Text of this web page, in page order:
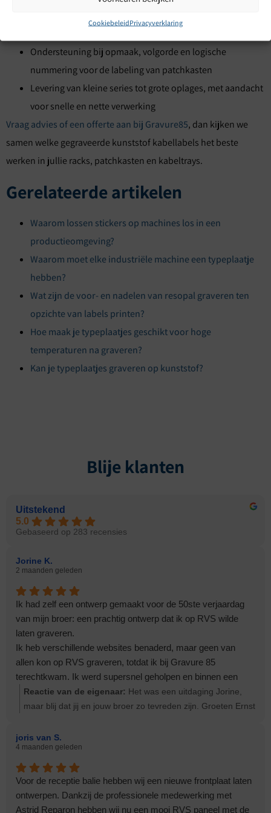
CookiebeleidPrivacyverklaring
Ondersteuning bij opmaak, volgorde en logische
nummering voor de labeling van patchkasten
Levering van kleine series tot grote oplages, met aandacht
voor snelle en nette verwerking
Vraag advies of een offerte aan bij Gravure85, dan kijken we
samen welke gegraveerde kunststof kabellabels het beste
werken in jullie racks, patchkasten en kabeltrays.
Gerelateerde artikelen
Waarom lossen stickers op machines los in een
productieomgeving?
Waarom moet elke industriële machine een typeplaatje
hebben?
Wat zijn de voor- en nadelen van resopal graveren ten
opzichte van labels printen?
Hoe maak je typeplaatjes geschikt voor hoge
temperaturen na graveren?
Kan je typeplaatjes graveren op kunststof?
Blije klanten
Uitstekend
5.0
Gebaseerd op 283 recensies
Jorine K.
2 maanden geleden
Ik had zelf een ontwerp gemaakt voor de 50ste verjaardag
van mijn broer: een prachtig ontwerp dat ik op RVS wilde
laten graveren.
Ik heb verschillende websites benaderd, maar geen van
allen kon op RVS graveren, totdat ik bij Gravure 85
terechtkwam. Ik werd supersnel geholpen en binnen een
paar dagen had ik het ontwerp in huis. Mijn broer was
sprakeloos. Heel erg mooi gegraveerd. Echt een dikke
Edwin en collega’s, bedankt! Ik ben er heel blij mee.
Reactie van de eigenaar: Het was een uitdaging Jorine,
maar blij dat jij en jouw broer zo tevreden zijn. Groeten Ernst
joris van S.
4 maanden geleden
Voor de receptie balie hebben wij een nieuwe frontplaat laten
ontwerpen. Dankzij de professionele medewerking met
Astrid Reparon hebben wij nu een mooi RVS paneel met de